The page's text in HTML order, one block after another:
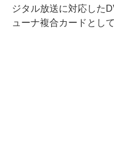
ジタル放送に対応した
ューナ複合カードとし